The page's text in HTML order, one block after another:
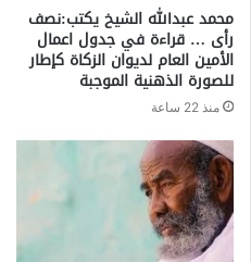
محمد عبدالله الشيخ يكتب:نصف
رأى … قراءة في جدول اعمال
الأمين العام لديوان الزكاة كإطار
للصورة الذهنية الموجبة
منذ 22 ساعة